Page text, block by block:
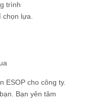
trình
chọn lựa.
ESOP cho công ty.
Bạn yên tâm